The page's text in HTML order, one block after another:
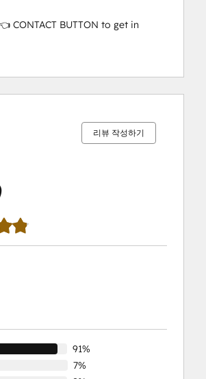
CONTACT BUTTON to get in
리뷰 작성하기
91%
7%
료
료
료
료
료